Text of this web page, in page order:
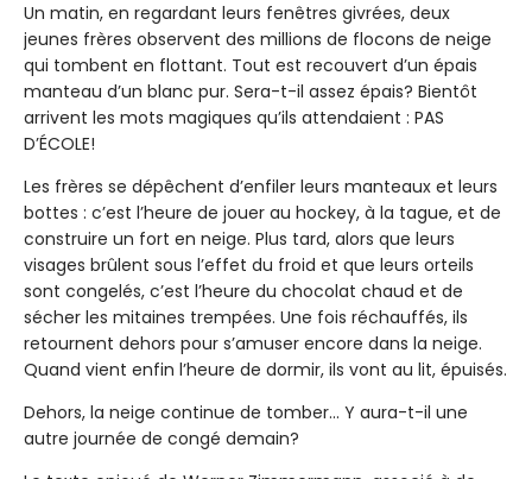
Un matin, en regardant leurs fenêtres givrées, deux
jeunes frères observent des millions de flocons de neige
qui tombent en flottant. Tout est recouvert d’un épais
manteau d’un blanc pur. Sera-t-il assez épais? Bientôt
arrivent les mots magiques qu’ils attendaient : PAS
D’ÉCOLE!
Les frères se dépêchent d’enfiler leurs manteaux et leurs
bottes : c’est l’heure de jouer au hockey, à la tague, et de
construire un fort en neige. Plus tard, alors que leurs
visages brûlent sous l’effet du froid et que leurs orteils
sont congelés, c’est l’heure du chocolat chaud et de
sécher les mitaines trempées. Une fois réchauffés, ils
retournent dehors pour s’amuser encore dans la neige.
Quand vient enfin l’heure de dormir, ils vont au lit, épuisés.
Dehors, la neige continue de tomber... Y aura-t-il une
autre journée de congé demain?